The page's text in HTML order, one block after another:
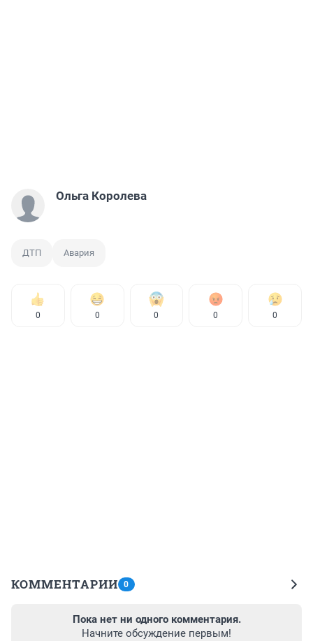
Ольга Королева
ДТП Авария
0 0 0 0 0
КОММЕНТАРИИ 0
Пока нет ни одного комментария.
Начните обсуждение первым!